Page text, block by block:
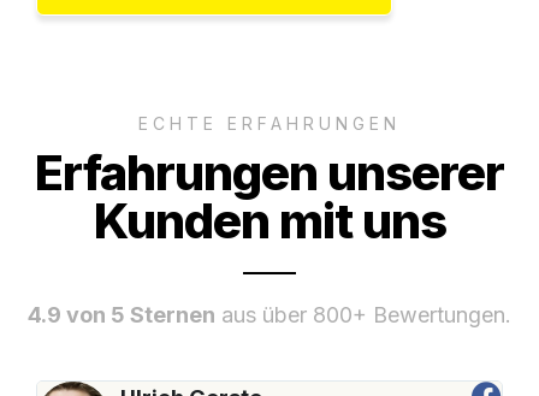
ECHTE ERFAHRUNGEN
Erfahrungen unserer
Kunden mit uns
4.9 von 5 Sternen aus über 800+ Bewertungen.